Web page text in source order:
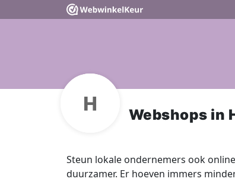
Webshops in
Steun lokale ondernemers ook
duurzamer. Er hoeven immers